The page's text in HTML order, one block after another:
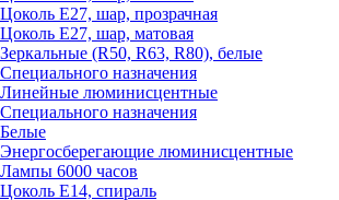
Цоколь Е27, шар, прозрачная
Цоколь Е27, шар, матовая
Зеркальные (R50, R63, R80), белые
Специального назначения
Линейные люминисцентные
Специального назначения
Белые
Энергосберегающие люминисцентные
Лампы 6000 часов
Цоколь Е14, спираль